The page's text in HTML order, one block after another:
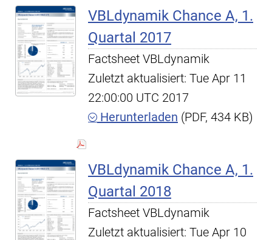
VBLdynamik Chance A, 1.
Quartal 2017
Factsheet VBLdynamik
Zuletzt aktualisiert: Tue Apr 11
22:00:00 UTC 2017
Herunterladen (PDF, 434 KB)
VBLdynamik Chance A, 1.
Quartal 2018
Factsheet VBLdynamik
Zuletzt aktualisiert: Tue Apr 10